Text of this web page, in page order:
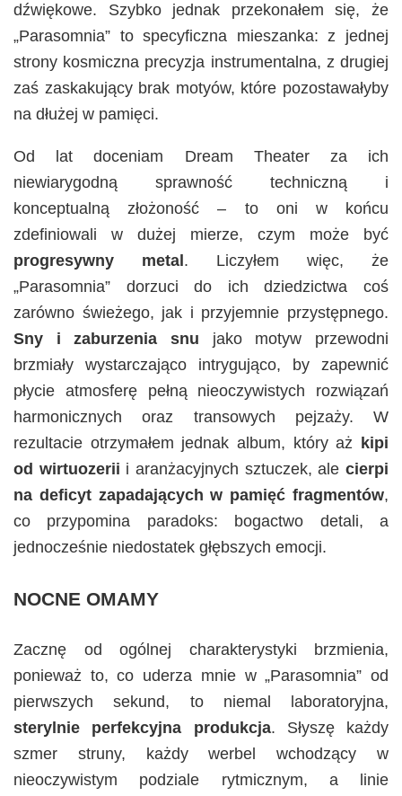
dźwiękowe. Szybko jednak przekonałem się, że
„Parasomnia” to specyficzna mieszanka: z jednej
strony kosmiczna precyzja instrumentalna, z drugiej
zaś zaskakujący brak motyów, które pozostawałyby
na dłużej w pamięci.
Od lat doceniam Dream Theater za ich
niewiarygodną sprawność techniczną i
konceptualną złożoność – to oni w końcu
zdefiniowali w dużej mierze, czym może być
progresywny metal . Liczyłem więc, że
„Parasomnia” dorzuci do ich dziedzictwa coś
zarówno świeżego, jak i przyjemnie przystępnego.
Sny i zaburzenia snu jako motyw przewodni
brzmiały wystarczająco intrygująco, by zapewnić
płycie atmosferę pełną nieoczywistych rozwiązań
harmonicznych oraz transowych pejzaży. W
rezultacie otrzymałem jednak album, który aż
kipi
od wirtuozerii i aranżacyjnych sztuczek, alecierpi
na deficyt zapadających w pamięć fragmentów,
co przypomina paradoks: bogactwo detali, a
jednocześnie niedostatek głębszych emocji.
NOCNE OMAMY
Zacznę od ogólnej charakterystyki brzmienia,
ponieważ to, co uderza mnie w „Parasomnia” od
pierwszych sekund, to niemal laboratoryjna,
sterylnie perfekcyjna produkcja. Słyszę każdy
szmer struny, każdy werbel wchodzący w
nieoczywistym podziale rytmicznym, a linie